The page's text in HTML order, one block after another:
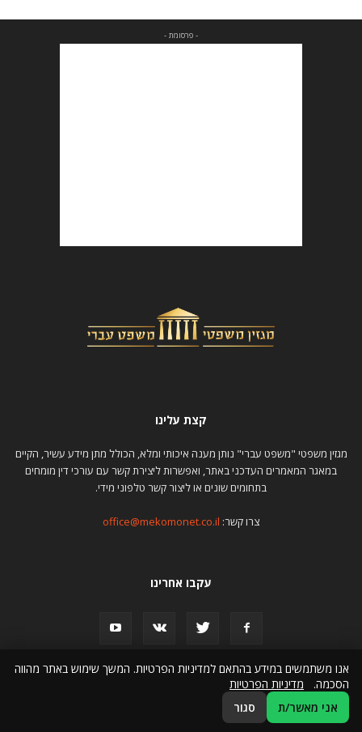
- פרסומת -
קצת עלינו
מגזין משפטי "משפט עברי" נותן מענה איכותי ומלא, הכולל מתן מידע עשיר, הקיים
במאגר המאמרים העדכני באתר, ואפשרות ליצירת קשר עם עורכי דין מומחים
בתחומים שונים או ליצור קשר טלפוני מידי.
צרו קשר: office@mekomonet.co.il
עקבו אחרינו
מחפשים כותבים פרסום מאמרים באינטרנט
© כל הזכויות שמורות למגזין משפטי mishpat-ivri.co.il
אנו משתמשים במידע בהתאם למדיניות הפרטיות. המשך שימוש באתר מהווה
הסכמה. מדיניות הפרטיות
אני מאשר/ת
סגור